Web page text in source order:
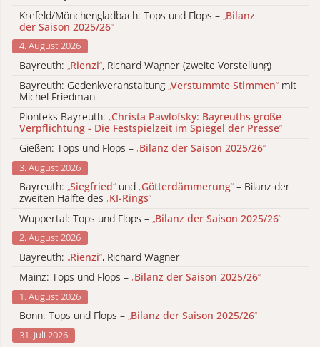
Krefeld/Mönchengladbach: Tops und Flops – „Bilanz
der Saison 2025/26“
4. August 2026
Bayreuth: „Rienzi“, Richard Wagner (zweite Vorstellung)
Bayreuth: Gedenkveranstaltung „Verstummte Stimmen“ mit
Michel Friedman
Pionteks Bayreuth: „Christa Pawlofsky: Bayreuths große
Verpflichtung - Die Festspielzeit im Spiegel der Presse“
Gießen: Tops und Flops – „Bilanz der Saison 2025/26“
3. August 2026
Bayreuth: „Siegfried“ und „Götterdämmerung“ – Bilanz der
zweiten Hälfte des „KI-Rings“
Wuppertal: Tops und Flops – „Bilanz der Saison 2025/26“
2. August 2026
Bayreuth: „Rienzi“, Richard Wagner
Mainz: Tops und Flops – „Bilanz der Saison 2025/26“
1. August 2026
Bonn: Tops und Flops – „Bilanz der Saison 2025/26“
31. Juli 2026